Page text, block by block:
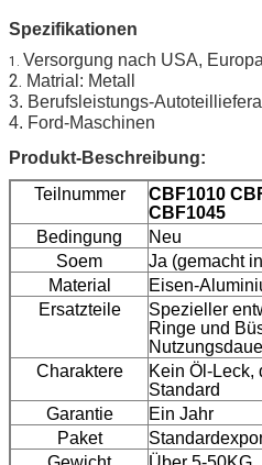
Spezifikationen
1. Versorgung nach USA,
2. Matrial: Metall
3. Berufsleistungs-
4. Ford-Maschinen
Produkt-Beschreibung:
Teilnummer
CBF1010
CBF1045
Bedingung
Neu
Soem
Ja (gemacht
Material
Eisen-
Ersatzteile
Spezieller
Ringe und
Charaktere
Kein Öl-Leck,
Standard
Garantie
Ein Jahr
Paket